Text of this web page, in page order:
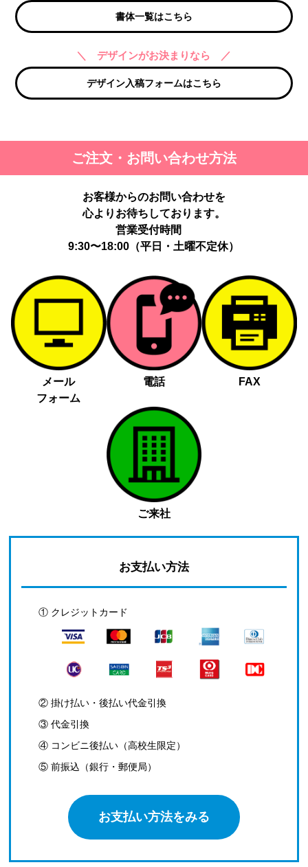
書体一覧はこちら
＼ デザインがお決まりなら ／
デザイン入稿フォームはこちら
ご注文・お問い合わせ方法
お客様からのお問い合わせを
心よりお待ちしております。
営業受付時間
9:30〜18:00（平日・土曜不定休）
メール
フォーム
電話 FAX
ご来社
お支払い方法
① クレジットカード
② 掛け払い・後払い代金引換
③ 代金引換
④ コンビニ後払い（高校生限定）
⑤ 前振込（銀行・郵便局）
お支払い方法をみる